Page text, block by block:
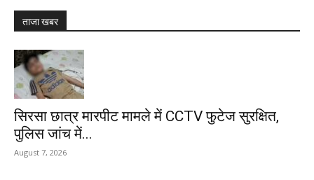
ताजा खबर
सिरसा छात्र मारपीट मामले में CCTV फुटेज सुरक्षित,
पुलिस जांच में...
August 7, 2026